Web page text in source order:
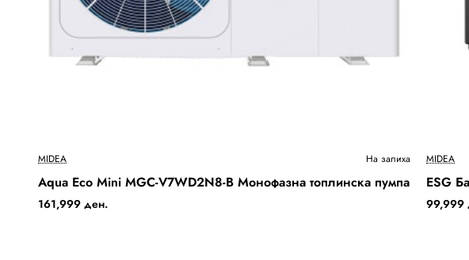
Бесплатна Достава
MIDEA На залиха
Aqua Eco Mini MGC-V7WD2N8-B Монофазна топлинска пумпа
161,999 ден.
MIDEA
ESG
99,999